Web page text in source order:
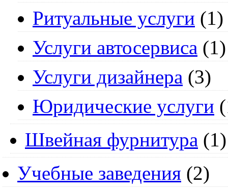
Ритуальные услуги (1)
Услуги автосервиса (1)
Услуги дизайнера (3)
Юридические услуги
Швейная фурнитура (1)
Учебные заведения (2)